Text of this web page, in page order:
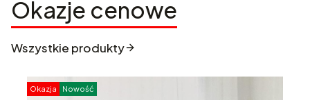
Okazje cenowe
Wszystkie produkty
Okazja Nowość